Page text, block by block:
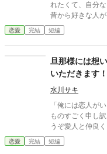
れたくて、自分
昔から好きな人
知っていると思
も、彼女のこと
ためにと階段か
落とされたと訴
ド様はわたしが
わせろと言う。
相談し、離婚に
気がついたレン
――
恋愛 完結 短編
旦那様には想
いただきます！
水川サキ
「俺には恋人がいるんだ」 初夜で旦那様
ものすごく申し訳なさそうに。 大丈
うぞ愛人と仲良
すので。 悠々自適なお飾り妻の快適ライフを送っていたら、 旦那
恋愛 完結 短編